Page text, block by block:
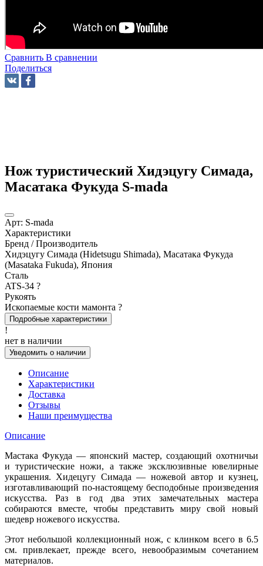
Сравнить В сравнении
Поделиться
Нож туристический Хидэцугу Симада,
Масатака Фукуда S-mada
Арт: S-mada
Характеристики
Бренд / Производитель
Хидэцугу Симада (Hidetsugu Shimada), Масатака Фукуда
(Masataka Fukuda), Япония
Сталь
ATS-34 ?
Рукоять
Ископаемые кости мамонта ?
Подробные характеристики
!
нет в наличии
Уведомить о наличии
Описание
Характеристики
Доставка
Отзывы
Наши преимущества
Описание
Мастака Фукуда — японский мастер, создающий охотничьи
и туристические ножи, а также эксклюзивные ювелирные
украшения. Хидецугу Симада — ножевой автор и кузнец,
изготавливающий по-настоящему бесподобные произведения
искусства. Раз в год два этих замечательных мастера
собираются вместе, чтобы представить миру свой новый
шедевр ножевого искусства.
Этот небольшой коллекционный нож, с клинком всего в 6.5
см. привлекает, прежде всего, невообразимым сочетанием
материалов.